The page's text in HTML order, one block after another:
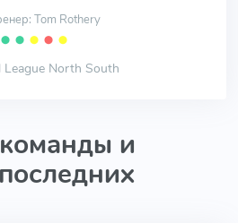
Tom Rothery
⬤ ⬤ ⬤ ⬤ ⬤
League North South
и